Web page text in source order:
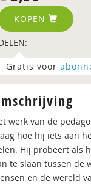
KOPEN
Gratis voor
werk van de
hoe hij iets aan
Hij probeert als
te slaan tussen de
en de wereld